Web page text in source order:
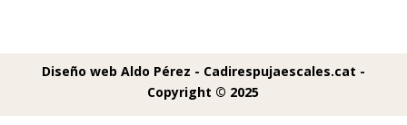
Diseño web Aldo Pérez - Cadirespujaescales.cat -
Copyright © 2025